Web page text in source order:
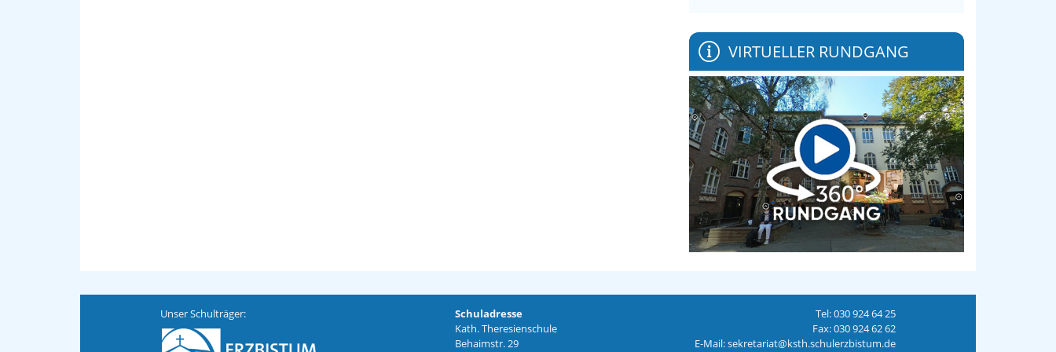
VIRTUELLER RUNDGANG
Unser Schulträger:
Schuladresse
Kath. Theresienschule
Behaimstr. 29
Tel: 030 924 64 25
Fax: 030 924 62 62
E-Mail: sekretariat@ksth.schulerzbistum.de